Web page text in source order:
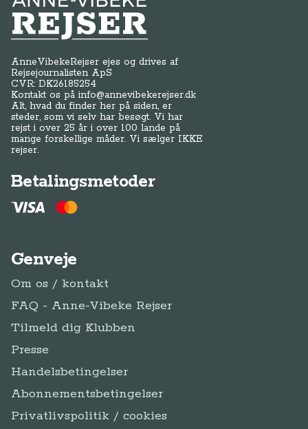
Anne-Vibeke Rejser
AnneVibekeRejser ejes og drives af
Rejsejournalisten ApS
CVR: DK26185254
Kontakt os påinfo@annevibekerejser.dk
Alt, hvad du finder her på siden, er
steder, som vi selv har besøgt. Vi har
rejst i over 25 år i over 100 lande på
mange forskellige måder. Vi sælger IKKE
rejser.
Betalingsmetoder
Genveje
Om os / kontakt
FAQ - Anne-Vibeke Rejser
Tilmeld dig Klubben
Presse
Handelsbetingelser
Abonnementsbetingelser
Privatlivspolitik / cookies